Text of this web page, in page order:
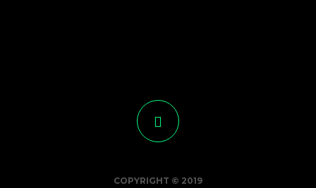
COPYRIGHT © 2019